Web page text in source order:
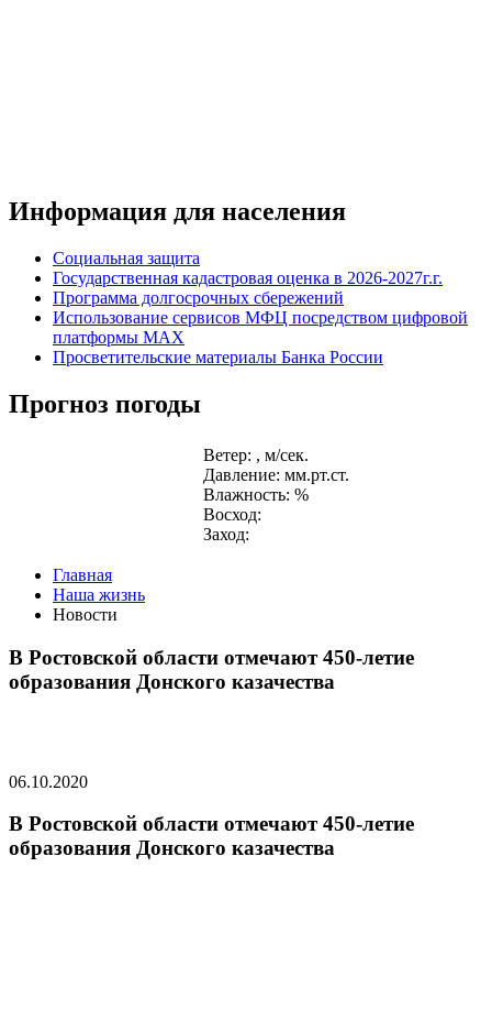
Информация для населения
Социальная защита
Государственная кадастровая оценка в 2026-2027г.г.
Программа долгосрочных сбережений
Использование сервисов МФЦ посредством цифровой
платформы MAX
Просветительские материалы Банка России
Прогноз погоды
Ветер: , м/сек.
Давление: мм.рт.ст.
Влажность: %
Восход:
Заход:
Главная
Наша жизнь
Новости
В Ростовской области отмечают 450-летие
образования Донского казачества
06.10.2020
В Ростовской области отмечают 450-летие
образования Донского казачества